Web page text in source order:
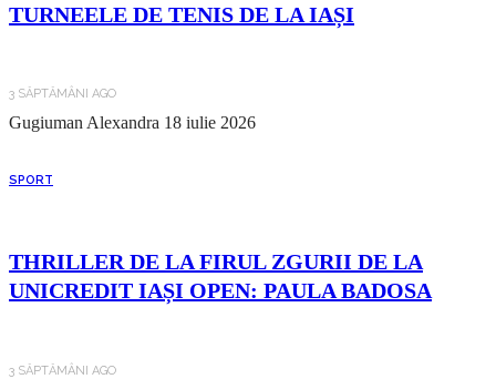
TURNEELE DE TENIS DE LA IAȘI
3 SĂPTĂMÂNI AGO
Gugiuman Alexandra 18 iulie 2026
SPORT
THRILLER DE LA FIRUL ZGURII DE LA
UNICREDIT IAȘI OPEN: PAULA BADOSA
3 SĂPTĂMÂNI AGO